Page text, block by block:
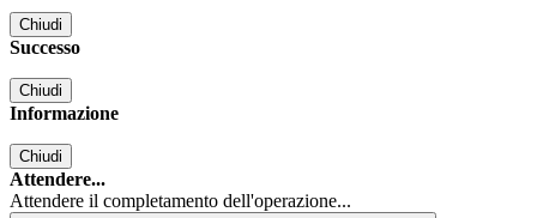
Chiudi
Successo
Chiudi
Informazione
Chiudi
Attendere...
Attendere il completamento dell'operazione...